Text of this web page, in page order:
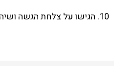
10. הגישו על צלחת הגשה ושיהיה בתיאבון!